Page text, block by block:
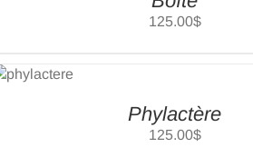
125.00$
Phylactère
125.00$